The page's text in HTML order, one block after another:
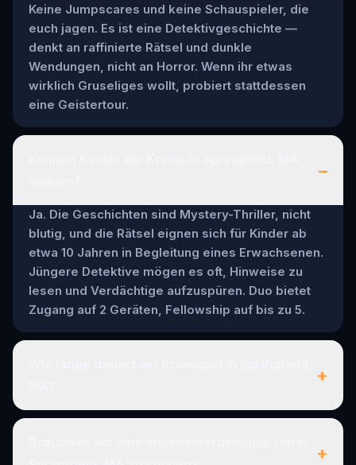
Keine Jumpscares und keine Schauspieler, die
euch jagen. Es ist eine Detektivgeschichte —
denkt an raffinierte Rätsel und dunkle
Wendungen, nicht an Horror. Wenn ihr etwas
wirklich Gruseliges wollt, probiert stattdessen
eine Geistertour.
–
Ja. Die Geschichten sind Mystery-Thriller, nicht
blutig, und die Rätsel eignen sich für Kinder ab
etwa 10 Jahren in Begleitung eines Erwachsenen.
Jüngere Detektive mögen es oft, Hinweise zu
lesen und Verdächtige aufzuspüren. Duo bietet
Zugang auf 2 Geräten, Fellowship auf bis zu 5.
+
+